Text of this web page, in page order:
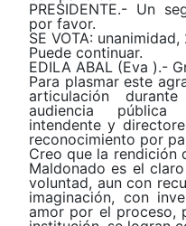
PRESIDENTE.- Un
por favor.
SE VOTA:
Puede continuar.
EDILA ABAL (Eva ).-
Para plasmar este
articulación
audiencia
intendente y
reconocimiento por
Creo que la rendición
Maldonado es el
voluntad, aun con
imaginación, con
amor por el proceso,